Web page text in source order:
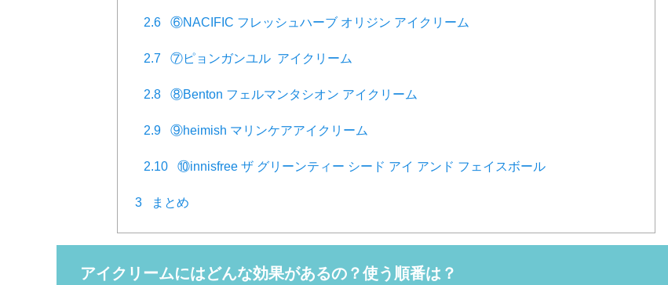
2.6 ⑥NACIFIC フレッシュハーブ オリジン アイクリーム
2.7 ⑦ピョンガンユル アイクリーム
2.8 ⑧Benton フェルマンタシオン アイクリーム
2.9 ⑨heimish マリンケアアイクリーム
2.10 ⑩innisfree ザ グリーンティー シード アイ アンド フェイスボール
3 まとめ
アイクリームにはどんな効果があるの？使う順番は？